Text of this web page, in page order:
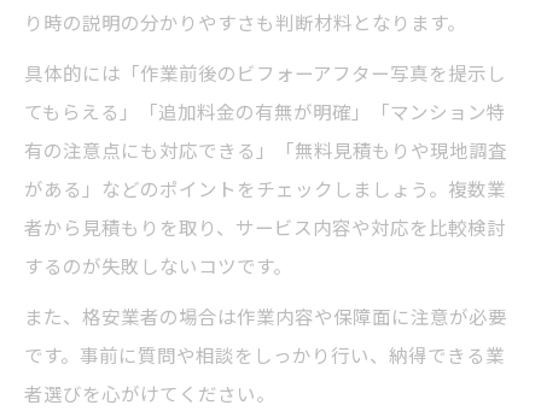
り時の説明の分かりやすさも判断材料となります。
具体的には「作業前後のビフォーアフター写真を提示し
てもらえる」「追加料金の有無が明確」「マンション特
有の注意点にも対応できる」「無料見積もりや現地調査
がある」などのポイントをチェックしましょう。複数業
者から見積もりを取り、サービス内容や対応を比較検討
するのが失敗しないコツです。
また、格安業者の場合は作業内容や保障面に注意が必要
です。事前に質問や相談をしっかり行い、納得できる業
者選びを心がけてください。